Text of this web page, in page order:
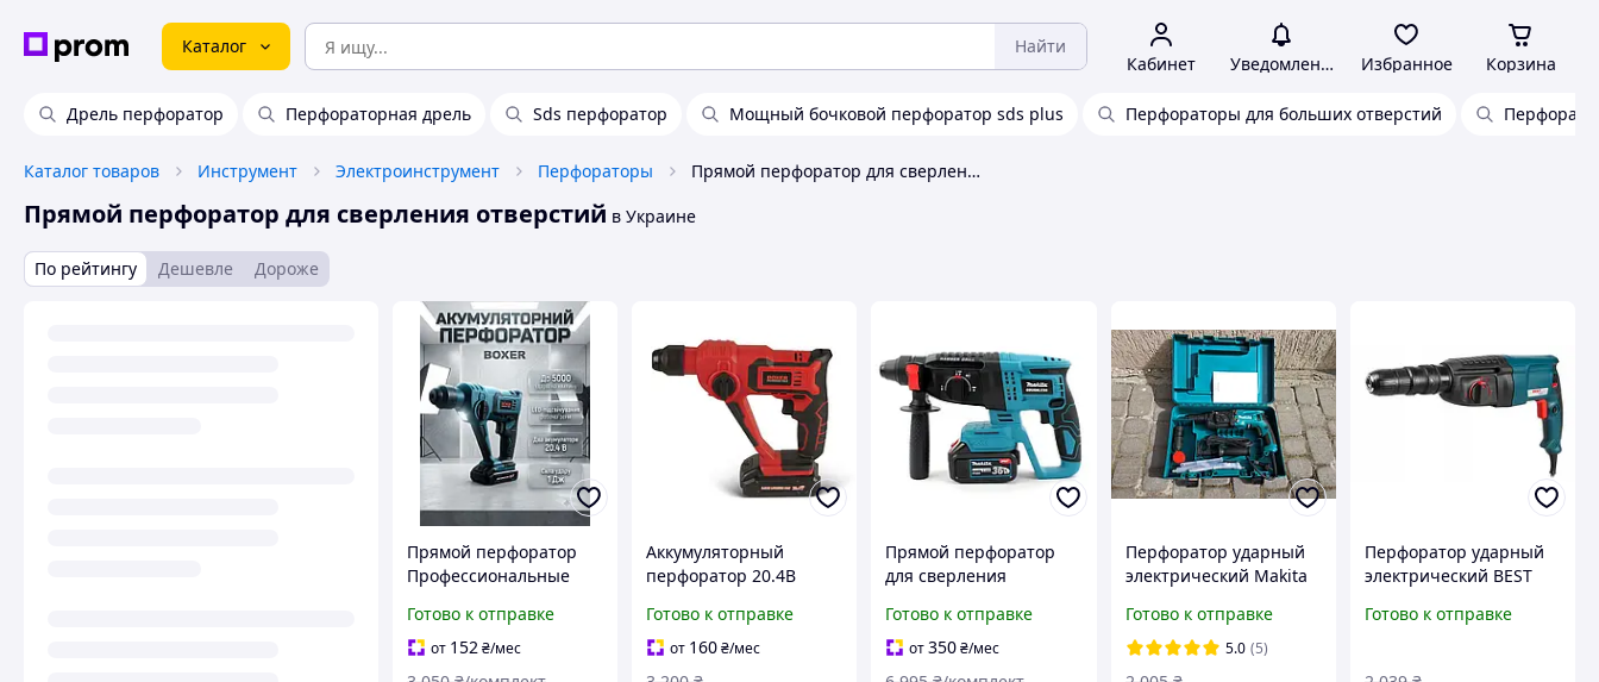
Каталог Найти
Кабинет Уведомления Избранное Корзина
Дрель перфоратор Перфораторная дрель Sds перфоратор Мощный бочковой перфоратор sds plus Перфораторы для больших отверстий
Каталог товаров Инструмент Электроинструмент Перфораторы Прямой перфоратор для сверления отверстий
Прямой перфоратор для сверления отверстий в Украине
По рейтингу Дешевле Дороже
Прямой перфоратор
Профессиональные
мин Прямой
перфоратор для
сверления отверстий
Готово к отправке
от 152₴/мес
Аккумуляторный
перфоратор 20.4В
для сверления
отверстий 5000 уд/мин
Перфораторы с
Готово к отправке
от 160₴/мес
Прямой перфоратор
для сверления
DHR202 Электрический
бесщеточный
перфоратор с
Готово к отправке
от350₴/мес
Перфоратор ударный
электрический Makita
прямой перфоратор
для сверления
отверстий сетевой
Готово к отправке
5.0 (5)
Перфоратор ударный
электрический BEST
перфоратор для
Готово к отправке